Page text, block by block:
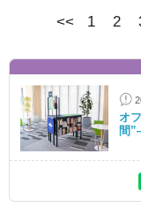
<< 1 2
オ
間